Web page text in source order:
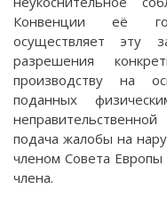
Конвенции её
осуществляет эту
разрешения
производству на
поданных
подача жалобы на
членом Совета Европы
члена.